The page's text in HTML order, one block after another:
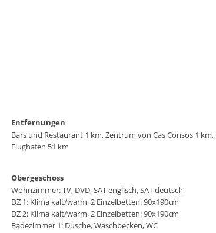
Entfernungen
Bars und Restaurant 1 km, Zentrum von Cas Consos 1
Flughafen 51 km
Obergeschoss
Wohnzimmer: TV, DVD, SAT englisch, SAT deutsch
DZ 1: Klima kalt/warm, 2 Einzelbetten: 90x190cm
DZ 2: Klima kalt/warm, 2 Einzelbetten: 90x190cm
Badezimmer 1: Dusche, Waschbecken, WC